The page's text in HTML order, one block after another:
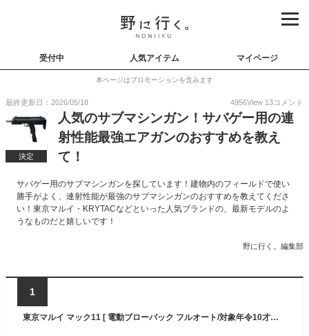
受付中 人気アイテム マイページ
本ページはプロモーションを含みます
最終更新日：2026/05/18 4956View 13コメント
決定
人気のサブマシンガン！サバゲー用の連
射性能最強エアガンのおすすめを教え
て！
サバゲー用のサブマシンガンを探しています！建物内のフィールドで使い
勝手がよく、連射性能が最強のサブマシンガンのおすすめを教えてくださ
い！東京マルイ・KRYTACなどといった人気ブランドの、最新モデルのよ
うなものだと嬉しいです！
野に行く。編集部
1
東京マルイ マック11 [ 電動ブローバック フルオート/対象年令10才以上 ] サバゲー 電動ガン ブローバック カラス 害鳥 スズメ ネズミ除け コスプレ 小道具 威力 飛距離 精度 重厚感 クリスマス 誕生日 安全装置 コンパクト